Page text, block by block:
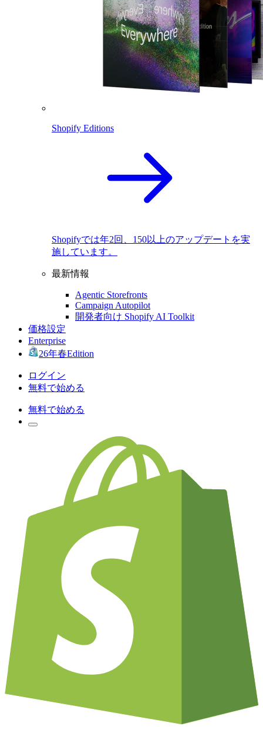
Shopify Editions
Shopifyでは年2回、150以上のアップデートを実
施しています。
最新情報
Agentic Storefronts
Campaign Autopilot
開発者向け Shopify AI Toolkit
価格設定
Enterprise
26年春Edition
ログイン
無料で始める
無料で始める